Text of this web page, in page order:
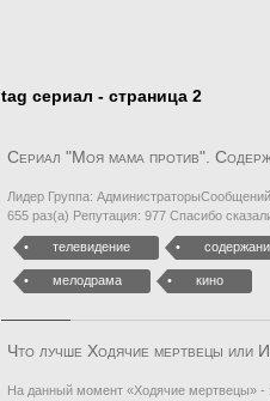
tag сериал - страница 2
Сериал "Моя мама против".
Лидер Группа:
655 раз(а) Репутация: 977 Спасибо
телевидение
мелодрама кино
Что лучше Ходячие мертвецы или
На данный момент «Ходячие мертвецы» -